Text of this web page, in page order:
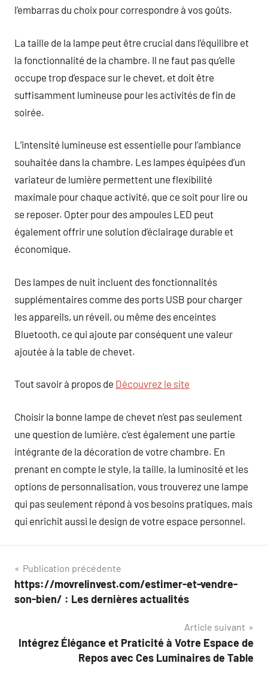
l’embarras du choix pour correspondre à vos goûts.
La taille de la lampe peut être crucial dans l’équilibre et
la fonctionnalité de la chambre. Il ne faut pas qu’elle
occupe trop d’espace sur le chevet, et doit être
suffisamment lumineuse pour les activités de fin de
soirée.
L’intensité lumineuse est essentielle pour l’ambiance
souhaitée dans la chambre. Les lampes équipées d’un
variateur de lumière permettent une flexibilité
maximale pour chaque activité, que ce soit pour lire ou
se reposer. Opter pour des ampoules LED peut
également offrir une solution d’éclairage durable et
économique.
Des lampes de nuit incluent des fonctionnalités
supplémentaires comme des ports USB pour charger
les appareils, un réveil, ou même des enceintes
Bluetooth, ce qui ajoute par conséquent une valeur
ajoutée à la table de chevet.
Tout savoir à propos de Découvrez le site
Choisir la bonne lampe de chevet n’est pas seulement
une question de lumière, c’est également une partie
intégrante de la décoration de votre chambre. En
prenant en compte le style, la taille, la luminosité et les
options de personnalisation, vous trouverez une lampe
qui pas seulement répond à vos besoins pratiques, mais
qui enrichit aussi le design de votre espace personnel.
Navigation
de
Publication précédente
https://movrelinvest.com/estimer-et-vendre-
son-bien/ : Les dernières actualités
Article suivant
Intégrez Élégance et Praticité à Votre Espace de
Repos avec Ces Luminaires de Table